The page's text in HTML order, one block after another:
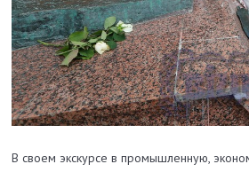
В своем экскурсе в промышленную,